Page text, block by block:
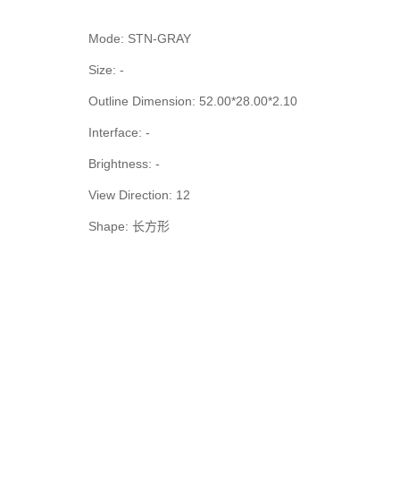
Mode: STN-GRAY
Size: -
Outline Dimension: 52.00*28.00*2.10
Interface: -
Brightness: -
View Direction: 12
Shape: 长方形